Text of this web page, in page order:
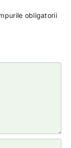
obligatorii